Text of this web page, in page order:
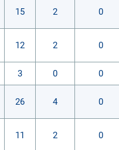
15 2 0
12 2 0
3 0 0
26 4 0
11 2 0